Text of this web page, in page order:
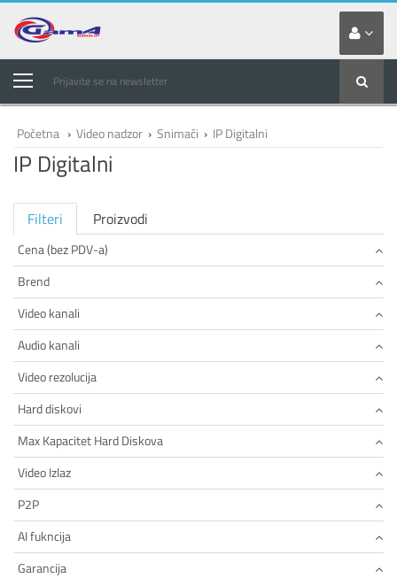
Prijavite se na newsletter
Početna › Video nadzor › Snimači › IP Digitalni
IP Digitalni
Filteri Proizvodi
Cena (bez PDV-a)
Brend
Video kanali
Audio kanali
Video rezolucija
Hard diskovi
Max Kapacitet Hard Diskova
Video Izlaz
P2P
AI fukncija
Garancija